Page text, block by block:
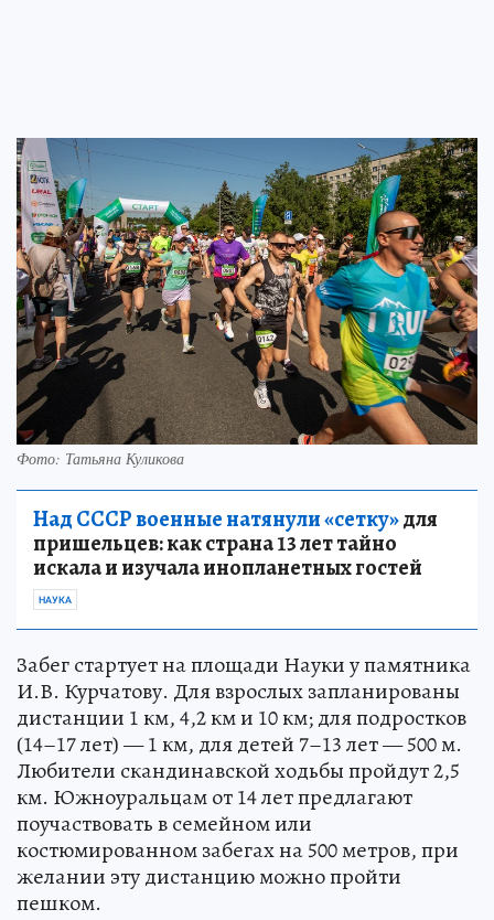
Фото: Татьяна Куликова
Над СССР военные натянули «сетку»для
пришельцев: как страна 13 лет тайно
искала и изучала инопланетных гостей
НАУКА
Забег стартует на площади Науки у памятника
И.В. Курчатову. Для взрослых запланированы
дистанции 1 км, 4,2 км и 10 км; для подростков
(14–17 лет) — 1 км, для детей 7–13 лет — 500 м.
Любители скандинавской ходьбы пройдут 2,5
км. Южноуральцам от 14 лет предлагают
поучаствовать в семейном или
костюмированном забегах на 500 метров, при
желании эту дистанцию можно пройти
пешком.